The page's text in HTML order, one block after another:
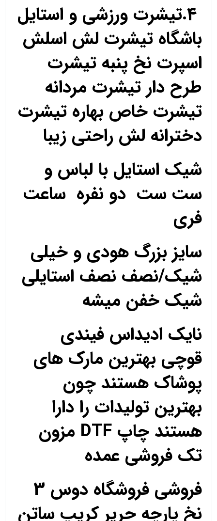
4.تیشرت ورزشی و استایل
باشگاه تیشرت لش اسلش
اسپرت نخ پنبه تیشرت
طرح دار تیشرت مردانه
تیشرت خاص بهاره تیشرت
دخترانه لش راحتی زیبا
شیک استایل با لباس و
ست ست دو نفره ساعت
فری
سایز بزرگ هودی و خیلی
شیک/نصف نصف استایلی
شیک خفن میشه
نایک ادیداس فیندی
قوچی بهترین مارک های
پوشاک هستند چون
بهترین تولیدات را دارا
هستند چاپ DTF مزون
تک فروشی عمده
فروشی فروشگاه دوس 3
نخ پارچه حریر کریپ ساتن